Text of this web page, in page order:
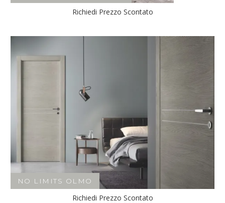
Richiedi Prezzo Scontato
NO LIMITS OLMO
Richiedi Prezzo Scontato